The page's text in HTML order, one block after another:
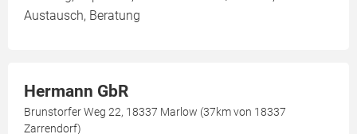
Austausch, Beratung
Hermann GbR
Brunstorfer Weg 22, 18337 Marlow (37km von 18337
Zarrendorf)